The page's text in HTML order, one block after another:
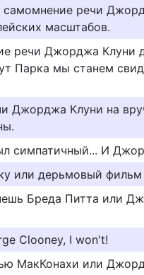
самомнение речи
масштабов.
речи Джорджа Клуни
Парка мы станем
Джорджа Клуни на
симпатичный... И
или дерьмовый
Бреда Питта или
Clooney, I won't!
МакКонахи или